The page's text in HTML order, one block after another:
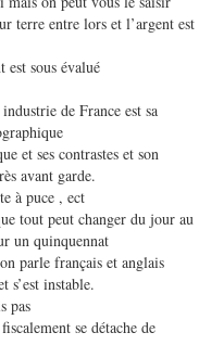
terre entre lors et l’argent est
est sous évalué
de France est sa
et ses contrastes et son
avant garde.
à puce , ect
tout peut changer du jour au
un quinquennat
parle français et anglais
instable.
pas
se détache de